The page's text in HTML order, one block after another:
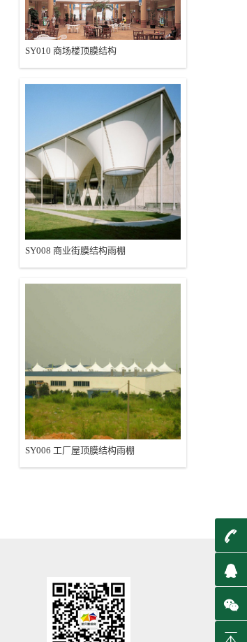
SY010 商场楼顶膜结构
SY008 商业街膜结构雨棚
SY006 工厂屋顶膜结构雨棚
t
q
B
T